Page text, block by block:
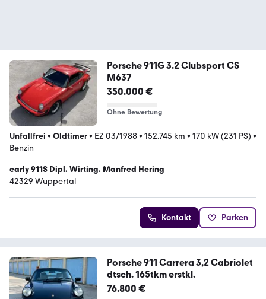
Porsche 911G 3.2 Clubsport CS
M637
350.000 €
Ohne Bewertung
Unfallfrei • Oldtimer• EZ 03/1988• 152.745 km • 170 kW (231 PS) •
Benzin
early 911S Dipl. Wirting. Manfred Hering
42329 Wuppertal
Kontakt Parken
Porsche 911 Carrera 3,2 Cabriolet
dtsch. 165tkm erstkl.
76.800 €